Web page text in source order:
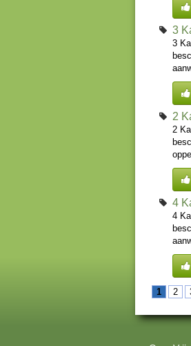
3
3
2
2
4
4
1 2